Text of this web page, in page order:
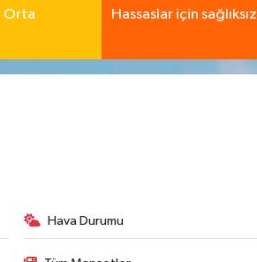
Orta Hassaslar için sağlıksız
Hava Durumu